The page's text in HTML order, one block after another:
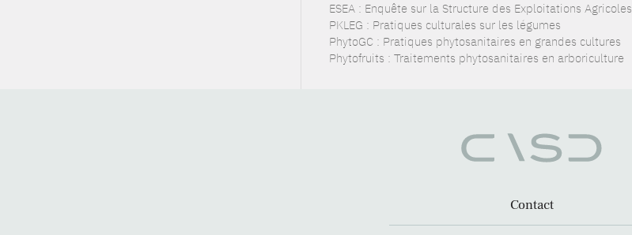
ESEA : Enquête sur la Structure des Exploitations Agricoles
PKLEG : Pratiques culturales sur les légumes
PhytoGC : Pratiques phytosanitaires en grandes cultures
Phytofruits : Traitements phytosanitaires en arboriculture
Contact